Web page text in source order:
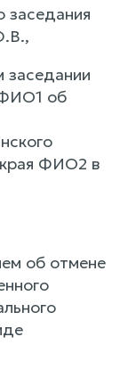
заседания
заседании
об
края ФИО2 в
об отмене